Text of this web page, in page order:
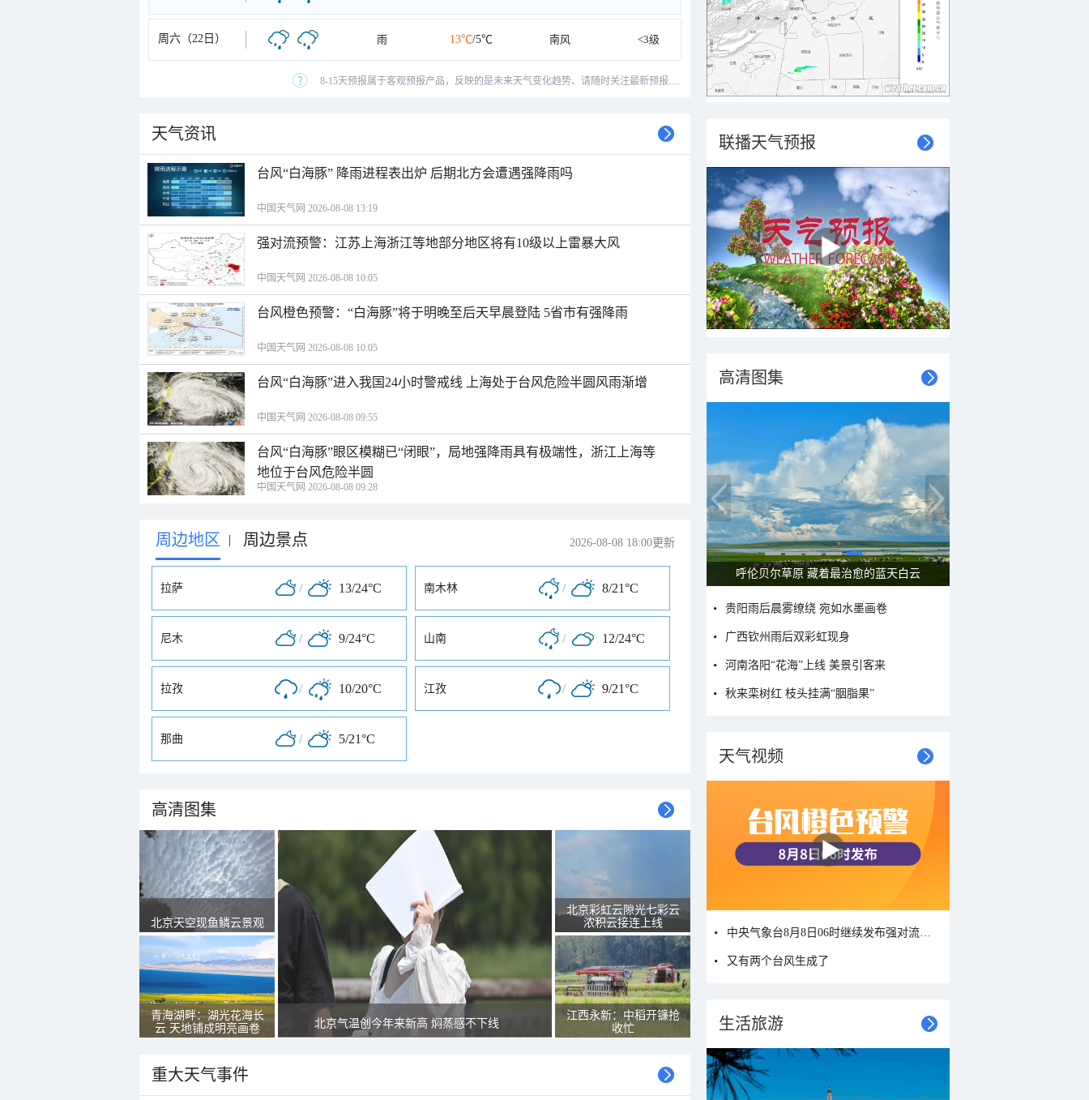
周六（22日） 雨 13℃/5℃ 南风 <3级
8-15天预报属于客观预报产品，反映的是未来天气变化趋势、请随时关注最新预报.....
天气资讯
台风“白海豚” 降雨进程表出炉 后期北方会遭遇强降雨吗
中国天气网 2026-08-08 13:19
强对流预警：江苏上海浙江等地部分地区将有10级以上雷暴大风
中国天气网 2026-08-08 10:05
台风橙色预警：“白海豚”将于明晚至后天早晨登陆 5省市有强降雨
中国天气网 2026-08-08 10:05
台风“白海豚”进入我国24小时警戒线 上海处于台风危险半圆风雨渐增
中国天气网 2026-08-08 09:55
台风“白海豚”眼区模糊已“闭眼”，局地强降雨具有极端性，浙江上海等
地位于台风危险半圆
中国天气网 2026-08-08 09:28
周边地区 | 周边景点 2026-08-08 18:00更新
拉萨 / 13/24°C 南木林 / 8/21°C
尼木 / 9/24°C 山南 / 12/24°C
拉孜 / 10/20°C 江孜 / 9/21°C
那曲 / 5/21°C
高清图集
北京天空现鱼鳞云景观
青海湖畔：湖光花海长
云 天地铺成明亮画卷
北京气温创今年来新高 焖蒸感不下线
北京彩虹云隙光七彩云
浓积云接连上线
江西永新：中稻开镰抢
收忙
重大天气事件
联播天气预报
高清图集
呼伦贝尔草原 藏着最治愈的蓝天白云
贵阳雨后晨雾缭绕 宛如水墨画卷
广西钦州雨后双彩虹现身
河南洛阳“花海”上线 美景引客来
秋来栾树红 枝头挂满“胭脂果”
天气视频
又有两个台风生成了
生活旅游